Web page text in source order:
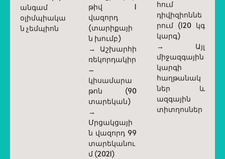
անգամ
օլիմպիակա
ն չեմպիոն
թիվ 1
վազորդ
(տարիքայի
ն խումբ)
→ Աշխարհի
ռեկորդակիր
–
կիսամարա
թոն (90
տարեկան)
→
Մրցակցայի
ն վազորդ 99
տարեկանու
մ (2021)
հում
դիվիզիոննե
րում (120 կգ
կարգ)
→ Այլ
միջազգային
կարգի
հաղթանակ
ներ և
ազգային
տիտղոսներ